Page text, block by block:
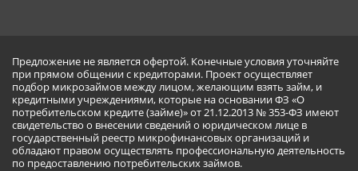
Предложение не является офертой. Конечные условия уточняйте
при прямом общении с кредиторами. Проект осуществляет
подбор микрозаймов между лицом, желающим взять займ, и
кредитными учреждениями, которые на основании ФЗ «О
потребительском кредите (займе)» от 21.12.2013 № 353-ФЗ имеют
свидетельство о внесении сведений о юридическом лице в
государственный реестр микрофинансовых организаций и
обладают правом осуществлять профессиональную деятельность
по предоставлению потребительских займов.